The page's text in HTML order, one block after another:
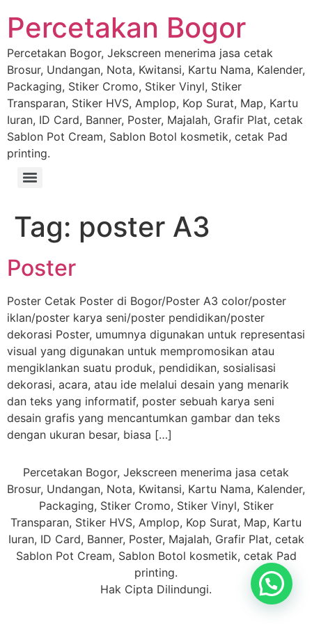
Percetakan Bogor
Percetakan Bogor, Jekscreen menerima jasa cetak
Brosur, Undangan, Nota, Kwitansi, Kartu Nama, Kalender,
Packaging, Stiker Cromo, Stiker Vinyl, Stiker
Transparan, Stiker HVS, Amplop, Kop Surat, Map, Kartu
Iuran, ID Card, Banner, Poster, Majalah, Grafir Plat, cetak
Sablon Pot Cream, Sablon Botol kosmetik, cetak Pad
printing.
Tag: poster A3
Poster
Poster Cetak Poster di Bogor/Poster A3 color/poster
iklan/poster karya seni/poster pendidikan/poster
dekorasi Poster, umumnya digunakan untuk representasi
visual yang digunakan untuk mempromosikan atau
mengiklankan suatu produk, pendidikan, sosialisasi
dekorasi, acara, atau ide melalui desain yang menarik
dan teks yang informatif, poster sebuah karya seni
desain grafis yang mencantumkan gambar dan teks
dengan ukuran besar, biasa […]
Percetakan Bogor, Jekscreen menerima jasa cetak
Brosur, Undangan, Nota, Kwitansi, Kartu Nama, Kalender,
Packaging, Stiker Cromo, Stiker Vinyl, Stiker
Transparan, Stiker HVS, Amplop, Kop Surat, Map, Kartu
Iuran, ID Card, Banner, Poster, Majalah, Grafir Plat, cetak
Sablon Pot Cream, Sablon Botol kosmetik, cetak Pad
printing.
Hak Cipta Dilindungi.